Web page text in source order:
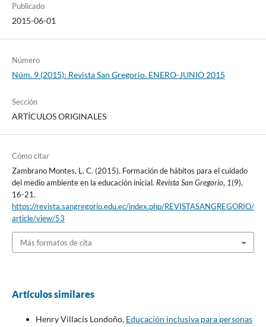
Publicado
2015-06-01
Número
Núm. 9 (2015): Revista San Gregorio. ENERO-JUNIO 2015
Sección
ARTÍCULOS ORIGINALES
Cómo citar
Zambrano Montes, L. C. (2015). Formación de hábitos para el cuidado
del medio ambiente en la educación inicial. Revista San Gregorio, 1(9),
16-21.
https://revista.sangregorio.edu.ec/index.php/REVISTASANGREGORIO/
article/view/53
Más formatos de cita
Artículos similares
Henry Villacís Londoño, Educación inclusiva para personas